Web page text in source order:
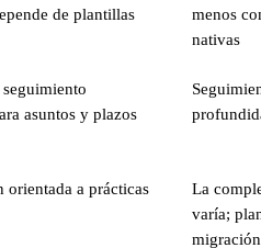
de plantillas
menos
nativas
asuntos y plazos
orientada a prácticas
La
varía;
migración